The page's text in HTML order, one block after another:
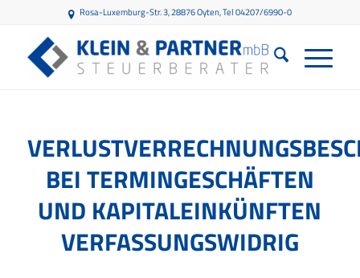
Rosa-Luxemburg-Str. 3, 28876 Oyten, Tel 04207/6990-0
BEI TERMINGESCHÄFTEN
UND KAPITALEINKÜNFTEN
VERFASSUNGSWIDRIG